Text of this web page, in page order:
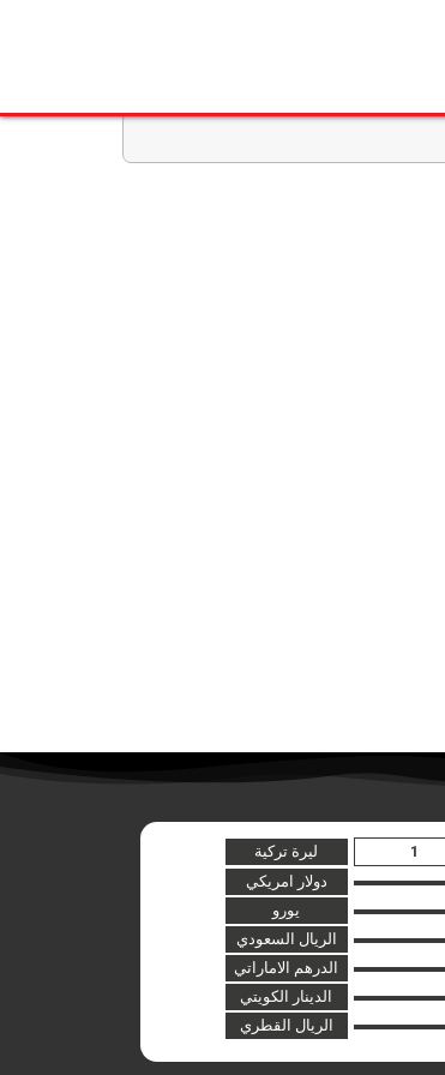
ليرة تركية
دولار امريكي
يورو
الريال السعودي
الدرهم الاماراتي
الدينار الكويتي
الريال القطري